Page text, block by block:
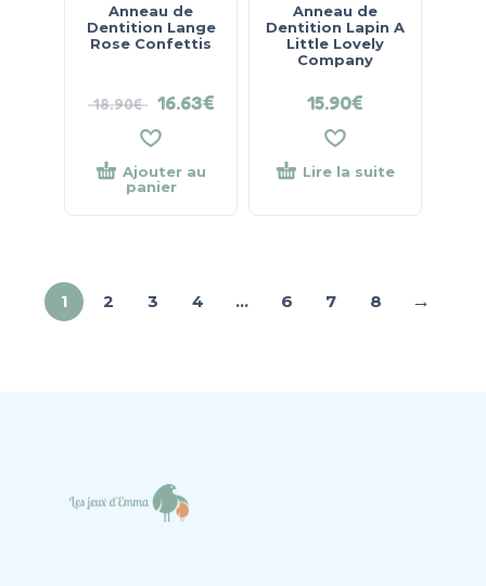
Anneau de
Dentition Lange
Rose Confettis
18.90€ 16.63€
Ajouter au
panier
Anneau de
Dentition Lapin A
Little Lovely
Company
15.90€
Lire la suite
1 2 3 4 … 6 7 8 →